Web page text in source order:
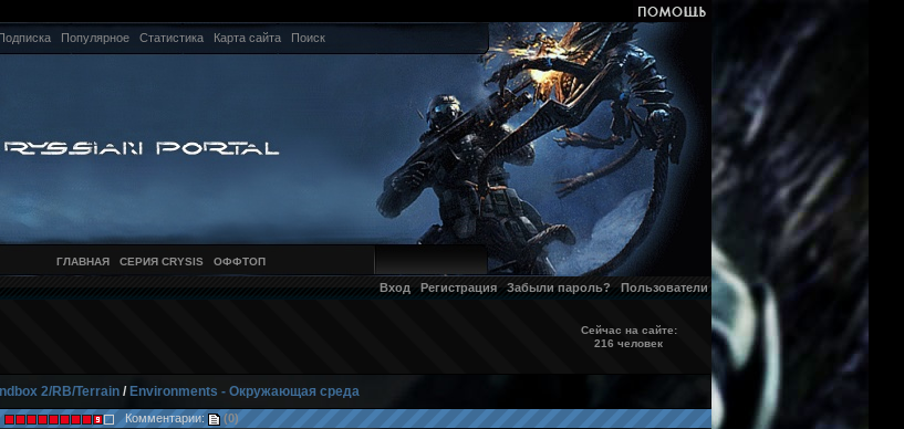
Популярное Статистика Карта сайта Поиск
ГЛАВНАЯ СЕРИЯ CRYSIS ОФФТОП
Вход Регистрация Забыли пароль? Пользователи
Сейчас на сайте:
216 человек
2/RB/Terrain/ Environments - Окружающая среда
Комментарии: (0)